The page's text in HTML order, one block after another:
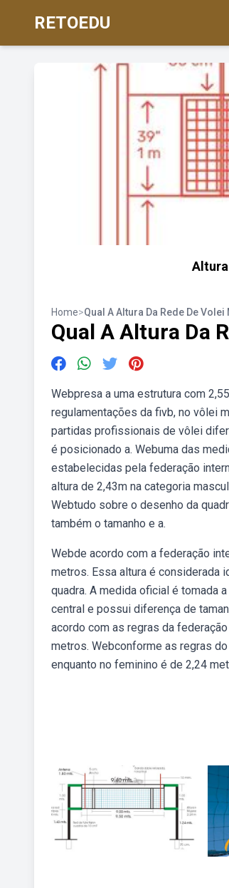
RETOEDU
Altura
Home>Qual A Altura Da Rede De
Qual A Altura Da
Webpresa a uma estrutura com
regulamentações da fivb, no vôlei
partidas profissionais de vôlei
é posicionado a. Webuma das
estabelecidas pela federação
altura de 2,43m na categoria
Webtudo sobre o desenho da
também o tamanho e a.
Webde acordo com a federação
metros. Essa altura é considerada
quadra. A medida oficial é tomada
central e possui diferença de
acordo com as regras da
metros. Webconforme as regras
enquanto no feminino é de 2,24